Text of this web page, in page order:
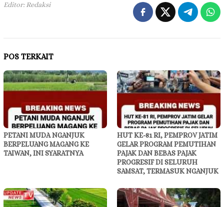
Editor: Redaksi
POS TERKAIT
PETANI MUDA NGANJUK
BERPELUANG MAGANG KE
TAIWAN, INI SYARATNYA
HUT KE-81 RI, PEMPROV JATIM
GELAR PROGRAM PEMUTIHAN
PAJAK DAN BEBAS PAJAK
PROGRESIF DI SELURUH
SAMSAT, TERMASUK NGANJUK